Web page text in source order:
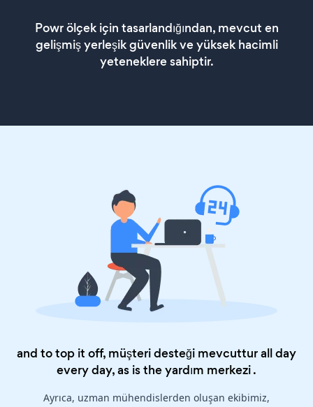
Powr ölçek için tasarlandığından, mevcut en
gelişmiş yerleşik güvenlik ve yüksek hacimli
yeteneklere sahiptir.
and to top it off, müşteri desteği mevcuttur all day
every day, as is theyardım merkezi.
Ayrıca, uzman mühendislerden oluşan ekibimiz,